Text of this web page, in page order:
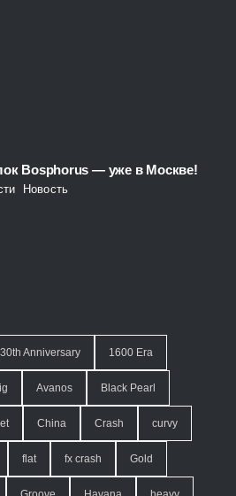
Bosphorus — уже в Москве!
Новость
30th Anniversary 1600 Era
Avanos Black Pearl
China Crash curvy
flat fx crash Gold